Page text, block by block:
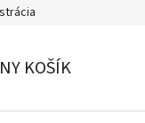
Reklamačný formulár
KOŠÍK